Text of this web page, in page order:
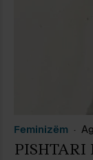
Feminizëm
PISHTARI